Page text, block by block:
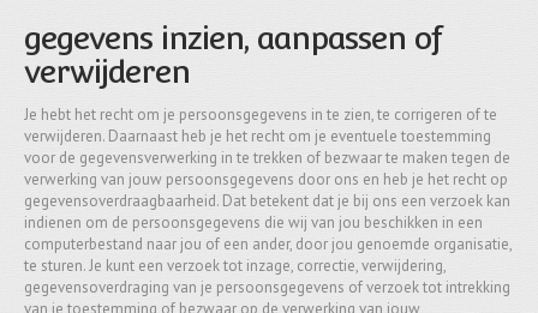
gegevens inzien, aanpassen of
verwijderen
Je hebt het recht om je persoonsgegevens in te zien, te corrigeren of te
verwijderen. Daarnaast heb je het recht om je eventuele toestemming
voor de gegevensverwerking in te trekken of bezwaar te maken tegen de
verwerking van jouw persoonsgegevens door ons en heb je het recht op
gegevensoverdraagbaarheid. Dat betekent dat je bij ons een verzoek kan
indienen om de persoonsgegevens die wij van jou beschikken in een
computerbestand naar jou of een ander, door jou genoemde organisatie,
te sturen. Je kunt een verzoek tot inzage, correctie, verwijdering,
gegevensoverdraging van je persoonsgegevens of verzoek tot intrekking
van je toestemming of bezwaar op de verwerking van jouw